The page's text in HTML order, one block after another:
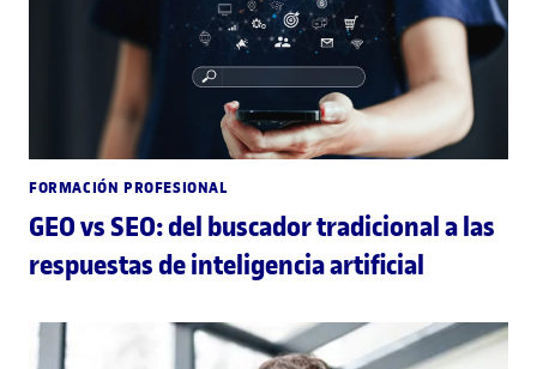
FORMACIÓN PROFESIONAL
GEO vs SEO: del buscador tradicional a las
respuestas de inteligencia artificial